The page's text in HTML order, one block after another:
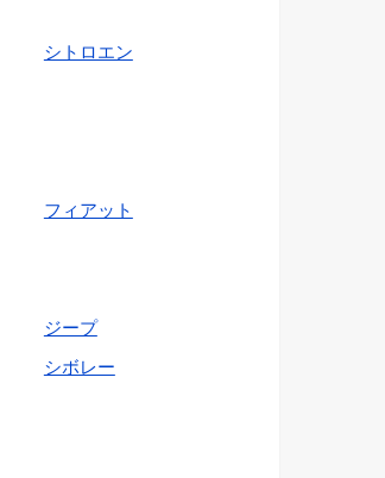
シトロエン
フィアット
ジープ
シボレー